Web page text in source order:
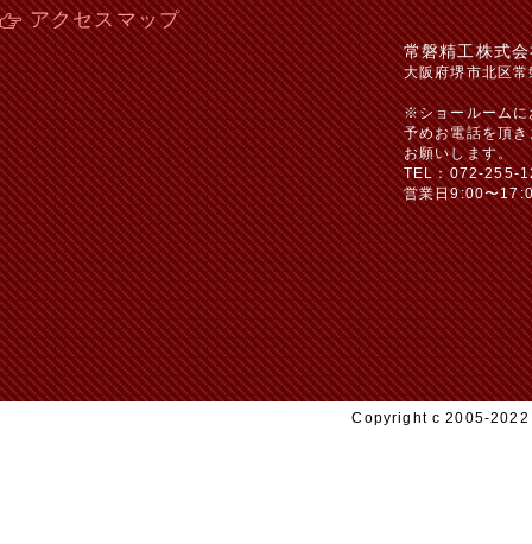
アクセスマップ
常磐精工株式
大阪府堺市北区
※ショールームに
予めお電話を頂
お願いします。
TEL：072-255-
営業日9:00〜
Copyright c 2005-2022